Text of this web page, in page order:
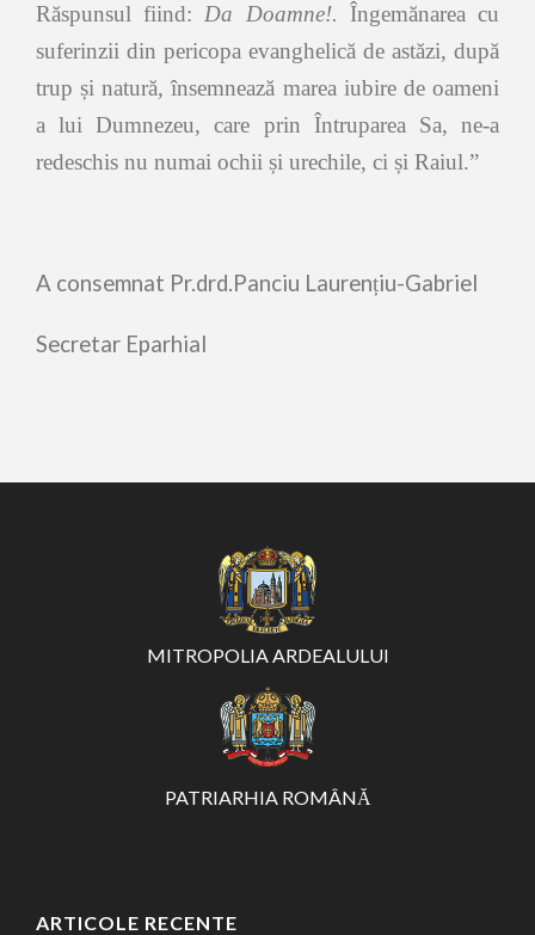
Răspunsul fiind: Da Doamne!. Îngemănarea cu
suferinzii din pericopa evanghelică de astăzi, după
trup și natură, însemnează marea iubire de oameni
a lui Dumnezeu, care prin Întruparea Sa, ne-a
redeschis nu numai ochii și urechile, ci și Raiul.”
A consemnat Pr.drd.Panciu Laurențiu-Gabriel
Secretar Eparhial
MITROPOLIA ARDEALULUI
PATRIARHIA ROMÂNĂ
ARTICOLE RECENTE